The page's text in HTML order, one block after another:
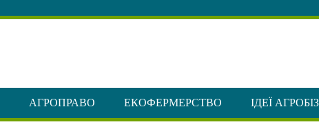
АГРОПРАВО ЕКОФЕРМЕРСТВО ІДЕЇ